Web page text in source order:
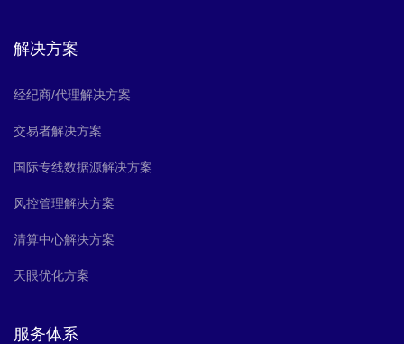
解决方案
经纪商/代理解决方案
交易者解决方案
国际专线数据源解决方案
风控管理解决方案
清算中心解决方案
天眼优化方案
服务体系